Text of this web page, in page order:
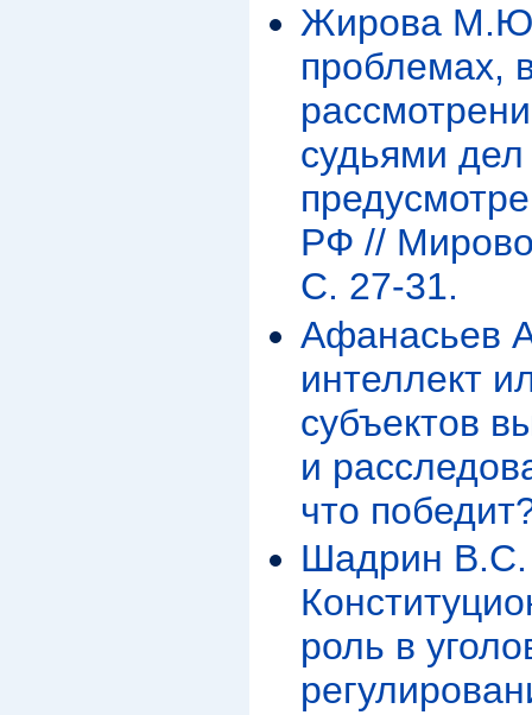
Жирова
проблемах,
судьями
РФ //
С. 27-31.
Афанасьев
интеллект
субъектов
и
что
Шадрин В.С.
роль в